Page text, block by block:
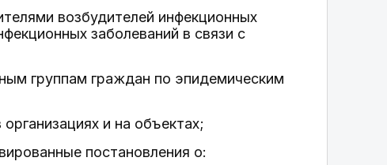
возбудителей инфекционных
заболеваний в связи с
группам граждан по эпидемическим
и на объектах;
постановления о: